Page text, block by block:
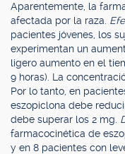
Aparentemente, la
afectada por la raza.
pacientes jóvenes, los
experimentan un
ligero aumento en el
9 horas). La
Por lo tanto, en
eszopiclona debe
debe superar los 2 mg.
farmacocinética de
y en 8 pacientes con